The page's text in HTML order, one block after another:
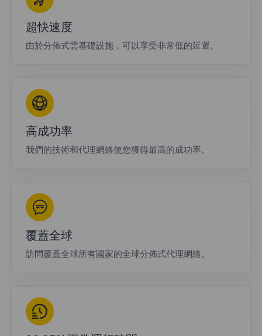
超快速度
由於分佈式雲基礎設施，可以享受非常低的延遲。
高成功率
我們的技術和代理網絡使您獲得最高的成功率。
覆蓋全球
訪問覆蓋全球所有國家的全球分佈式代理網絡。